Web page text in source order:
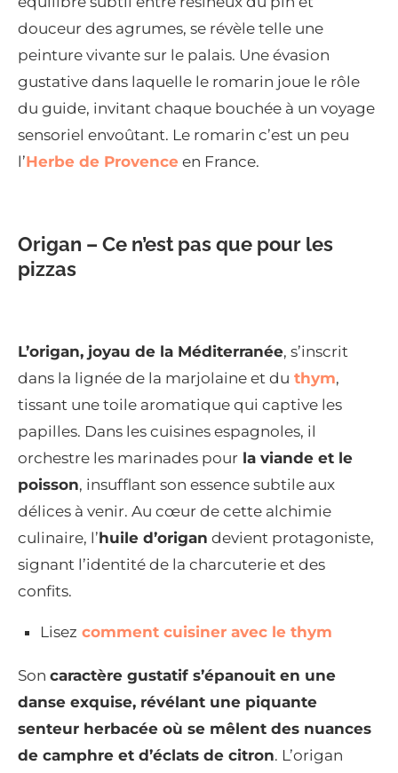
douceur des agrumes, se révèle telle une
peinture vivante sur le palais. Une évasion
gustative dans laquelle le romarin joue le rôle
du guide, invitant chaque bouchée à un voyage
sensoriel envoûtant. Le romarin c’est un peu
l’Herbe de Provence en France.
Origan – Ce n’est pas que pour les
pizzas
L’origan, joyau de la Méditerranée, s’inscrit
dans la lignée de la marjolaine et du thym,
tissant une toile aromatique qui captive les
papilles. Dans les cuisines espagnoles, il
orchestre les marinades pour la viande et le
poisson, insufflant son essence subtile aux
délices à venir. Au cœur de cette alchimie
culinaire, l’huile d’origan devient protagoniste,
signant l’identité de la charcuterie et des
confits.
Lisez comment cuisiner avec le thym
Son caractère gustatif s’épanouit en une
danse exquise, révélant une piquante
senteur herbacée où se mêlent des nuances
de camphre et d’éclats de citron. L’origan